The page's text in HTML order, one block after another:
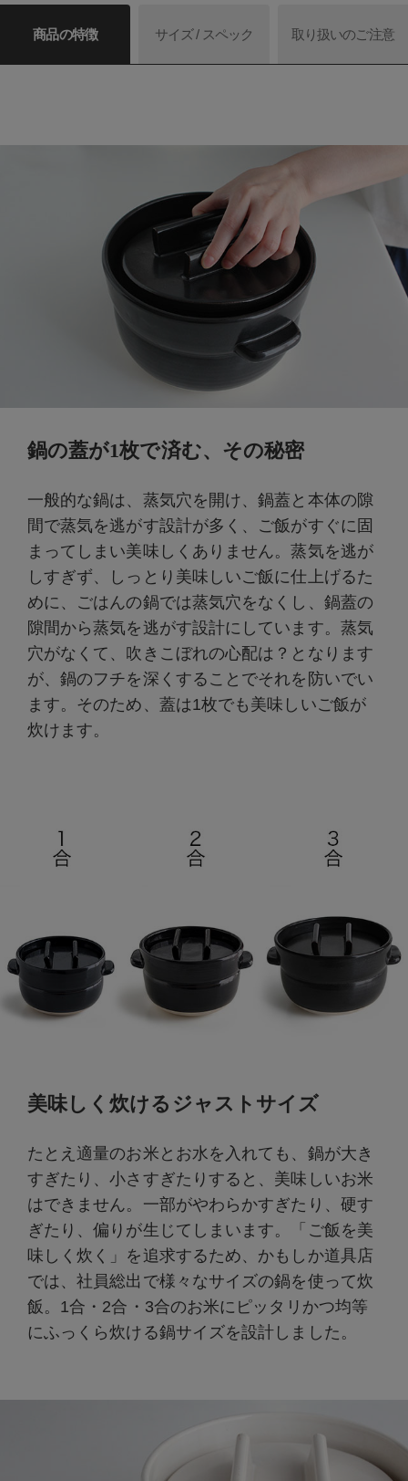
商品の特徴 サイズ / スペック 取り扱いのご注意
鍋の蓋が1枚で済む、その秘密
一般的な鍋は、蒸気穴を開け、鍋蓋と本体の隙
間で蒸気を逃がす設計が多く、ご飯がすぐに固
まってしまい美味しくありません。蒸気を逃が
しすぎず、しっとり美味しいご飯に仕上げるた
めに、ごはんの鍋では蒸気穴をなくし、鍋蓋の
隙間から蒸気を逃がす設計にしています。蒸気
穴がなくて、吹きこぼれの心配は？となります
が、鍋のフチを深くすることでそれを防いでい
ます。そのため、蓋は1枚でも美味しいご飯が
炊けます。
美味しく炊けるジャストサイズ
たとえ適量のお米とお水を入れても、鍋が大き
すぎたり、小さすぎたりすると、美味しいお米
はできません。一部がやわらかすぎたり、硬す
ぎたり、偏りが生じてしまいます。「ご飯を美
味しく炊く」を追求するため、かもしか道具店
では、社員総出で様々なサイズの鍋を使って炊
飯。1合・2合・3合のお米にピッタリかつ均等
にふっくら炊ける鍋サイズを設計しました。